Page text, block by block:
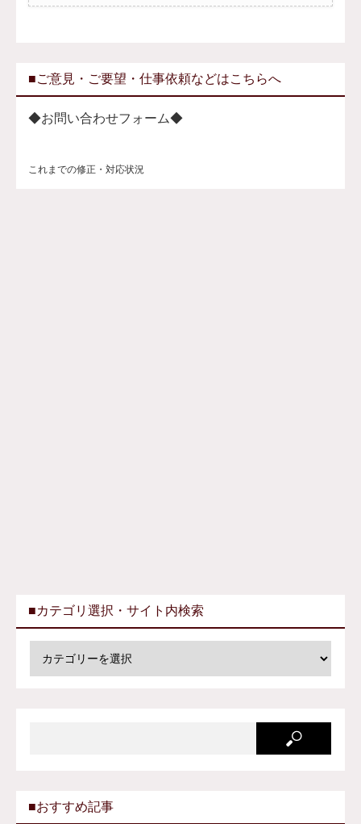
■ご意見・ご要望・仕事依頼などはこちらへ
◆お問い合わせフォーム◆
これまでの修正・対応状況
■カテゴリ選択・サイト内検索
■おすすめ記事